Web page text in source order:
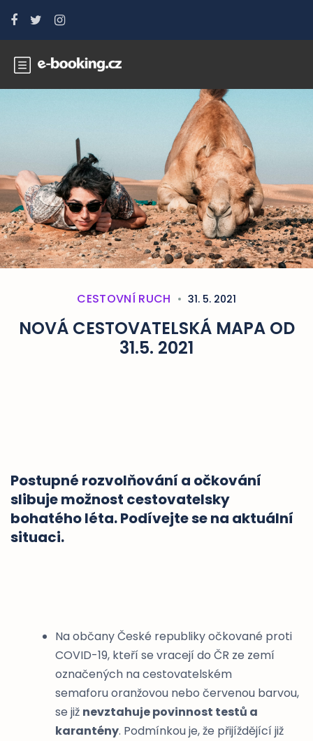
CESTOVNÍ RUCH 31. 5. 2021
NOVÁ CESTOVATELSKÁ MAPA OD
31.5. 2021
Postupné rozvolňování a očkování
slibuje možnost cestovatelsky
bohatého léta. Podívejte se na aktuální
situaci.
Na občany České republiky očkované proti
COVID-19, kteří se vracejí do ČR ze zemí
označených na cestovatelském
semaforu oranžovou nebo červenou barvou,
se již nevztahuje povinnost testů a
karantény. Podmínkou je, že přijíždějící již